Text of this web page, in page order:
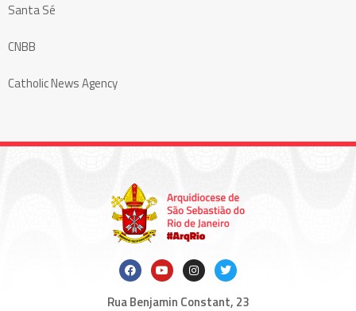
Santa Sé
CNBB
Catholic News Agency
Rua Benjamin Constant, 23